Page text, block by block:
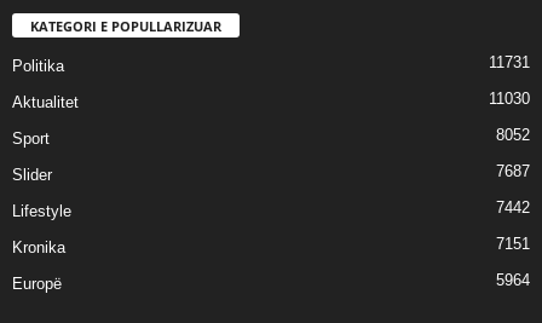
KATEGORI E POPULLARIZUAR
Politika 11731
Aktualitet 11030
Sport 8052
Slider 7687
Lifestyle 7442
Kronika 7151
Europë 5964